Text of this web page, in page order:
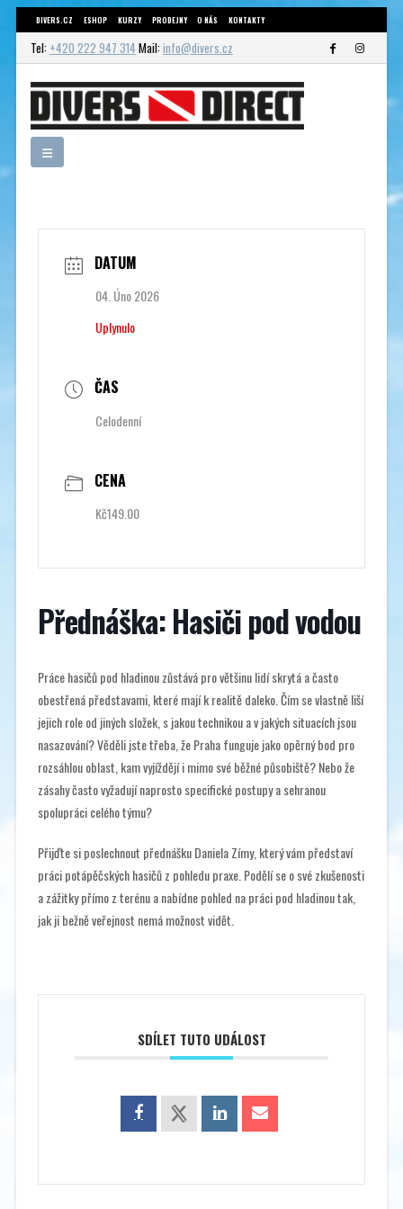
DIVERS.CZ ESHOP KURZY PRODEJNY O NÁS KONTAKTY
Tel: +420 222 947 314Mail:info@divers.cz
DATUM
04. Úno 2026
Uplynulo
ČAS
Celodenní
CENA
Kč149.00
Přednáška: Hasiči pod vodou
Práce hasičů pod hladinou zůstává pro většinu lidí skrytá a často
obestřená představami, které mají k realitě daleko. Čím se vlastně liší
jejich role od jiných složek, s jakou technikou a v jakých situacích jsou
nasazování? Věděli jste třeba, že Praha funguje jako opěrný bod pro
rozsáhlou oblast, kam vyjíždějí i mimo své běžné působiště? Nebo že
zásahy často vyžadují naprosto specifické postupy a sehranou
spolupráci celého týmu?
Přijďte si poslechnout přednášku Daniela Zímy, který vám představí
práci potápěčských hasičů z pohledu praxe. Podělí se o své zkušenosti
a zážitky přímo z terénu a nabídne pohled na práci pod hladinou tak,
jak ji bežně veřejnost nemá možnost vidět.
SDÍLET TUTO UDÁLOST